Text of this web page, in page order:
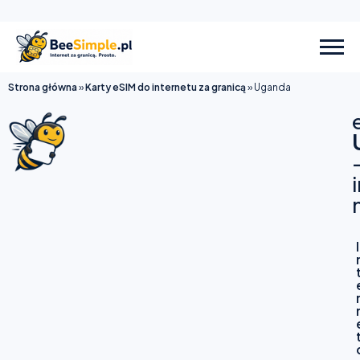
Strona główna»Karty eSIM do internetu za granicą» Uganda
I
r